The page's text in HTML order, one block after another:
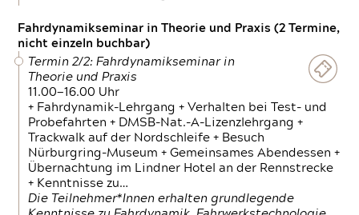
Fahrdynamikseminar in Theorie und Praxis (2 Termine,
nicht einzeln buchbar)
Termin 2/2: Fahrdynamikseminar in
Theorie und Praxis
11.00—16.00 Uhr
+ Fahrdynamik-Lehrgang + Verhalten bei Test- und
Probefahrten + DMSB-Nat.-A-Lizenzlehrgang +
Trackwalk auf der Nordschleife + Besuch
Nürburgring-Museum + Gemeinsames Abendessen +
Übernachtung im Lindner Hotel an der Rennstrecke
+ Kenntnisse zu…
Die Teilnehmer*Innen erhalten grundlegende